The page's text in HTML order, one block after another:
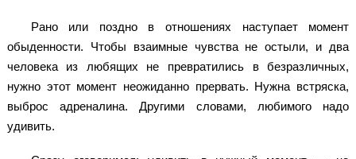
Рано или поздно в отношениях наступает момент
обыденности. Чтобы взаимные чувства не остыли, и два
человека из любящих не превратились в безразличных,
нужно этот момент неожиданно прервать. Нужна встряска,
выброс адреналина. Другими словами, любимого надо
удивить.